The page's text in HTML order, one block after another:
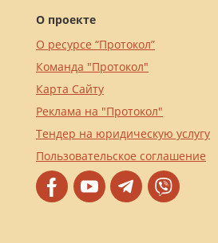
О проекте
О ресурсе “Протокол”
Команда "Протокол"
Карта Сайту
Реклама на "Протокол"
Тендер на юридическую услугу
Пользовательское соглашение